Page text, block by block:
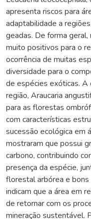
apresenta riscos para
adaptabilidade a
geadas. De forma
muito positivos para o
ocorrência de muitas
diversidade para o
de espécies exóticas.
região, Araucaria
para as florestas
com características
sucessão ecológica em
mostraram que possui
carbono, contribuindo
presença da espécie,
florestal arbórea e
indicam que a área em
de retornar com os
mineração sustentável.